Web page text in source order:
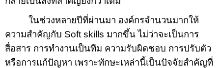
ในช่วงหลายปีที่ผ่านมา องค์กรจำนวนมากให้
ความสำคัญกับ Soft skills มากขึ้น ไม่ว่าจะเป็นการ
สื่อสาร การทำงานเป็นทีม ความรับผิดชอบ การปรับตัว
หรือการแก้ปัญหา เพราะทักษะเหล่านี้เป็นปัจจัยสำคัญที่